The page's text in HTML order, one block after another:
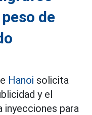
de
Hanoi solicita
y el
para